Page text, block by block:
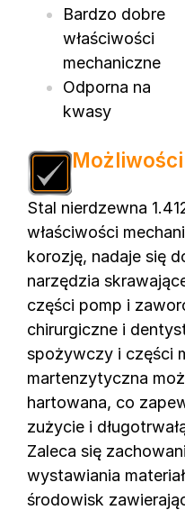
Bardzo dobre
właściwości
mechaniczne
Odporna na
kwasy
Stal nierdzewna
właściwości
korozję, nadaje się
narzędzia
części pomp i
chirurgiczne i
spożywczy i części
martenzytyczna
hartowana, co
zużycie i
Zaleca się
wystawiania
środowisk